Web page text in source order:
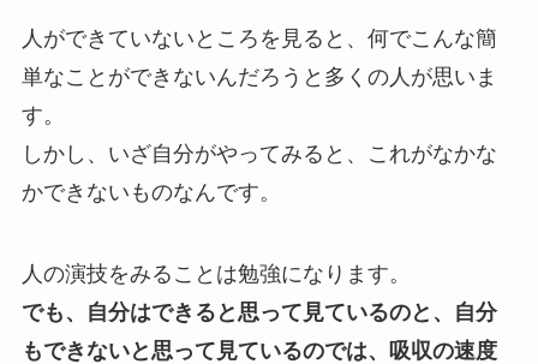
人ができていないところを見ると、何でこんな簡
単なことができないんだろうと多くの人が思いま
す。
しかし、いざ自分がやってみると、これがなかな
かできないものなんです。
人の演技をみることは勉強になります。
でも、自分はできると思って見ているのと、自分
もできないと思って見ているのでは、吸収の速度